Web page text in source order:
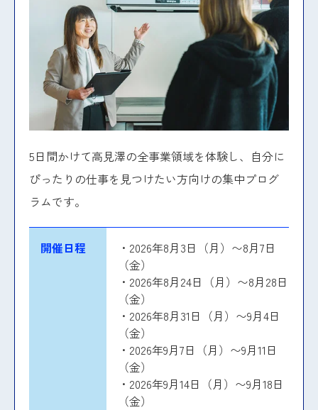
5日間かけて高見澤の全事業領域を体験し、自分に
ぴったりの仕事を見つけたい方向けの集中プログ
ラムです。
開催日程
・2026年8月3日（月）〜8月7日
（金）
・2026年8月24日（月）〜8月28日
（金）
・2026年8月31日（月）〜9月4日
（金）
・2026年9月7日（月）〜9月11日
（金）
・2026年9月14日（月）〜9月18日
（金）